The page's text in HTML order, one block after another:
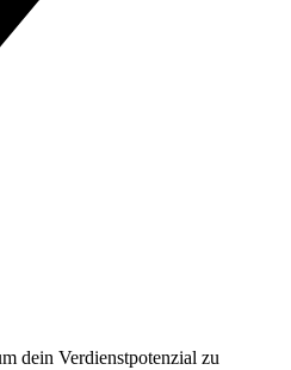
dein Verdienstpotenzial zu